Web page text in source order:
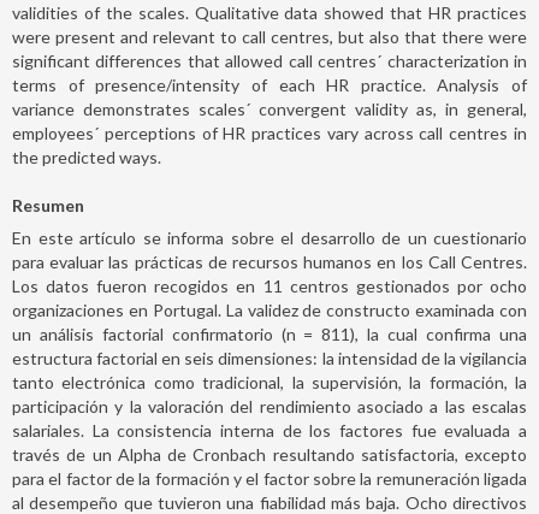
validities of the scales. Qualitative data showed that HR practices
were present and relevant to call centres, but also that there were
significant differences that allowed call centres´ characterization in
terms of presence/intensity of each HR practice. Analysis of
variance demonstrates scales´ convergent validity as, in general,
employees´ perceptions of HR practices vary across call centres in
the predicted ways.
Resumen
En este artículo se informa sobre el desarrollo de un cuestionario
para evaluar las prácticas de recursos humanos en los Call Centres.
Los datos fueron recogidos en 11 centros gestionados por ocho
organizaciones en Portugal. La validez de constructo examinada con
un análisis factorial confirmatorio (n = 811), la cual confirma una
estructura factorial en seis dimensiones: la intensidad de la vigilancia
tanto electrónica como tradicional, la supervisión, la formación, la
participación y la valoración del rendimiento asociado a las escalas
salariales. La consistencia interna de los factores fue evaluada a
través de un Alpha de Cronbach resultando satisfactoria, excepto
para el factor de la formación y el factor sobre la remuneración ligada
al desempeño que tuvieron una fiabilidad más baja. Ocho directivos